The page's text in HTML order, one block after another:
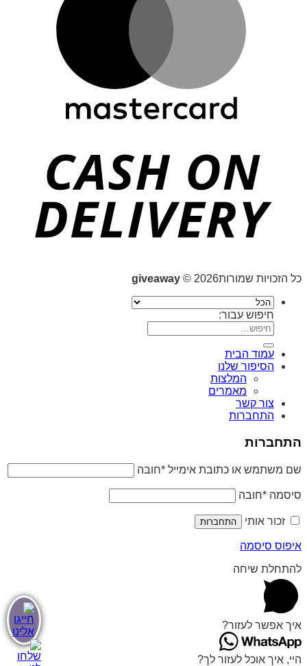
כל הזכויות שמורות2026 © giveaway
חיפוש עבור:
עמוד הבית
הסיפור שלנו
המלצות
מאמרים
צור קשר
התחברות
התחברות
שם משתמש או כתובת אימייל *חובה
סיסמה *חובה
זכור אותי התחברות
איפוס סיסמה
להתחלת שיחה
איך אפשר לעזור?
היי, איך אוכל לעזור לך?